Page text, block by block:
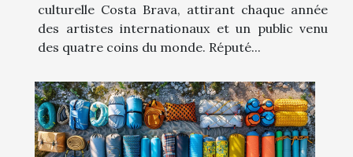
culturelle Costa Brava, attirant chaque année
des artistes internationaux et un public venu
des quatre coins du monde. Réputé...